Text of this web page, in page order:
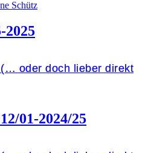
2025
oder doch lieber direkt
01-2024/25